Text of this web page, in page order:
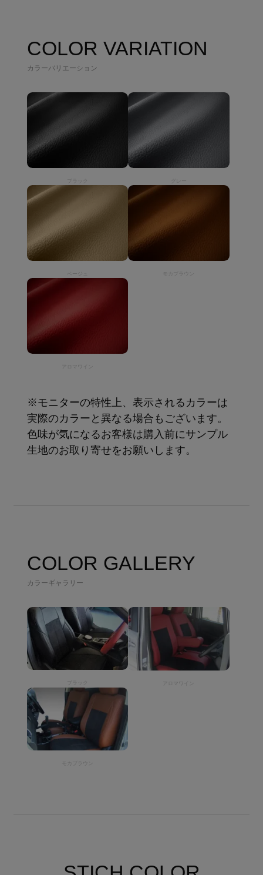
COLOR VARIATION
カラーバリエーション
ブラック グレー
ベージュ モカブラウン
アロマワイン
※モニターの特性上、表示されるカラーは
実際のカラーと異なる場合もございます。
色味が気になるお客様は購入前にサンプル
生地のお取り寄せをお願いします。
COLOR GALLERY
カラーギャラリー
ブラック アロマワイン
モカブラウン